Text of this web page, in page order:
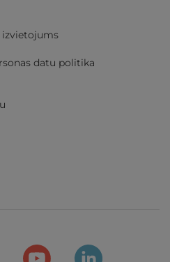
izvietojums
datu politika